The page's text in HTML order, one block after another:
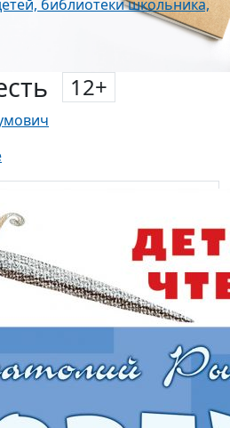
библиотеки школьника,
12+